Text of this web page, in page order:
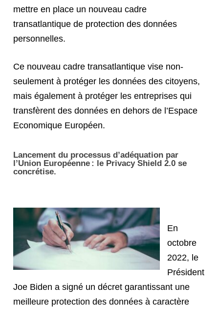
mettre en place un nouveau cadre
transatlantique de protection des données
personnelles.
Ce nouveau cadre transatlantique vise non-
seulement à protéger les données des citoyens,
mais également à protéger les entreprises qui
transfèrent des données en dehors de l’Espace
Economique Européen.
Lancement du processus d’adéquation par
l’Union Européenne : le Privacy Shield 2.0 se
concrétise.
En
octobre
2022, le
Président
Joe Biden a signé un décret garantissant une
meilleure protection des données à caractère